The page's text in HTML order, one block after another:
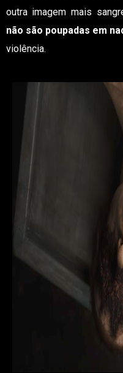
outra imagem mais
não são poupadas em
violência.